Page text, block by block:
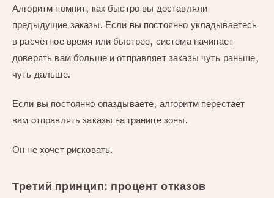
Алгоритм помнит, как быстро вы доставляли
предыдущие заказы. Если вы постоянно укладываетесь
в расчётное время или быстрее, система начинает
доверять вам больше и отправляет заказы чуть раньше,
чуть дальше.
Если вы постоянно опаздываете, алгоритм перестаёт
вам отправлять заказы на границе зоны.
Он не хочет рисковать.
Третий принцип: процент отказов